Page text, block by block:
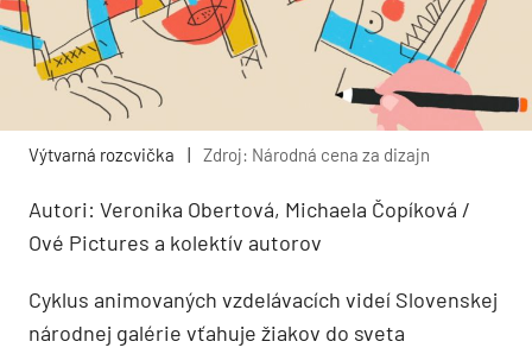
Výtvarná rozcvička | Zdroj: Národná cena za dizajn
Autori: Veronika Obertová, Michaela Čopíková /
Ové Pictures a kolektív autorov
Cyklus animovaných vzdelávacích videí Slovenskej
národnej galérie vťahuje žiakov do sveta